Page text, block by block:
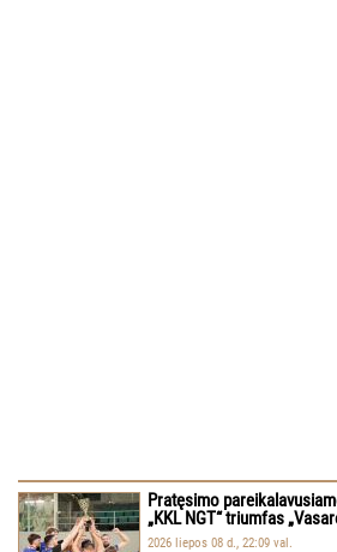
Pratęsimo
„KKL NGT“ triumfas
2026 liepos 08 d., 22:09 val.